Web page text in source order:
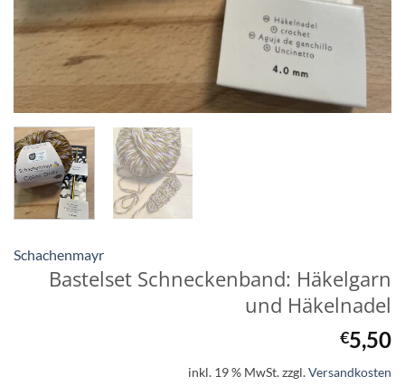
Schachenmayr
Bastelset Schneckenband: Häkelgarn
und Häkelnadel
€5,50
inkl. 19 % MwSt.zzgl.Versandkosten